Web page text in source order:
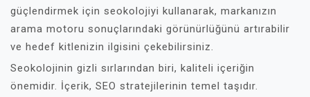
güçlendirmek için seokolojiyi kullanarak, markanızın
arama motoru sonuçlarındaki görünürlüğünü artırabilir
ve hedef kitlenizin ilgisini çekebilirsiniz.
Seokolojinin gizli sırlarından biri, kaliteli içeriğin
önemidir. İçerik, SEO stratejilerinin temel taşıdır.